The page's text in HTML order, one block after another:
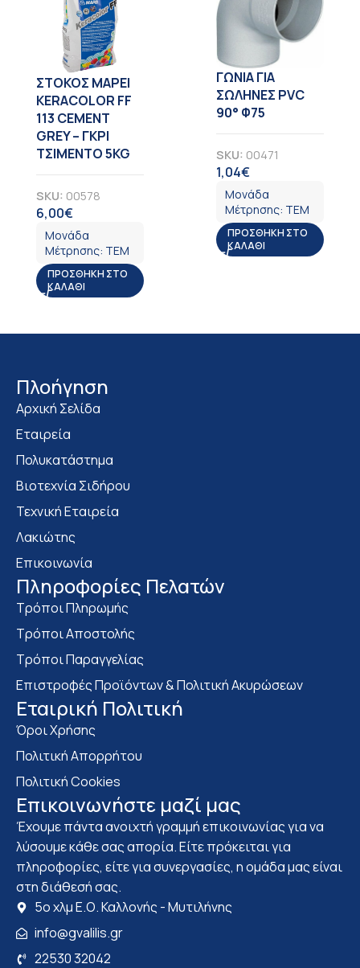
ΣΤΟΚΟΣ MAPEI
KERACOLOR FF
113 CEMENT
GREY – ΓΚΡΙ
ΤΣΙΜΕΝΤΟ 5KG
SKU: 00578
6,00€
Μονάδα
Μέτρησης: ΤΕΜ
ΠΡΟΣΘΉΚΗ ΣΤΟ
ΚΑΛΆΘΙ
ΓΩΝΙΑ ΓΙΑ
ΣΩΛΗΝΕΣ PVC
90° Φ75
SKU: 00471
1,04€
Μονάδα
Μέτρησης: ΤΕΜ
ΠΡΟΣΘΉΚΗ ΣΤΟ
ΚΑΛΆΘΙ
Πλοήγηση
Αρχική Σελίδα
Εταιρεία
Πολυκατάστημα
Bιοτεχνία Σιδήρου
Τεχνική Εταιρεία
Λακιώτης
Επικοινωνία
Πληροφορίες Πελατών
Τρόποι Πληρωμής
Τρόποι Αποστολής
Τρόποι Παραγγελίας
Επιστροφές Προϊόντων & Πολιτική Ακυρώσεων
Eταιρική Πολιτική
Όροι Χρήσης
Πολιτική Απορρήτου
Πολιτική Cookies
Επικοινωνήστε μαζί μας
Έχουμε πάντα ανοιχτή γραμμή επικοινωνίας για να
λύσουμε κάθε σας απορία. Είτε πρόκειται για
πληροφορίες, είτε για συνεργασίες, η ομάδα μας είναι
στη διάθεσή σας.
5ο χλμ Ε.Ο. Καλλονής - Μυτιλήνης
info@gvalilis.gr
22530 32042